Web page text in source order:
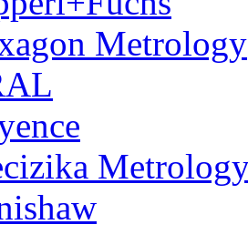
Metrology